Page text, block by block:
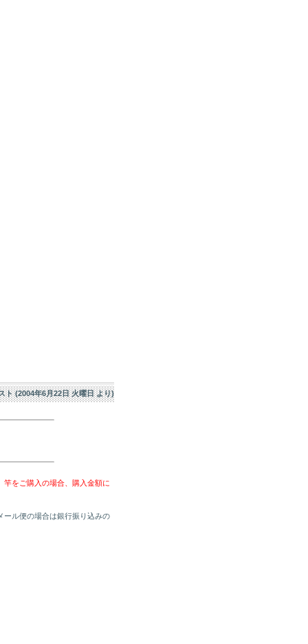
ト (2004年6月22日 火曜日 より)
竿をご購入の場合、購入金額に
ール便の場合は銀行振り込みの